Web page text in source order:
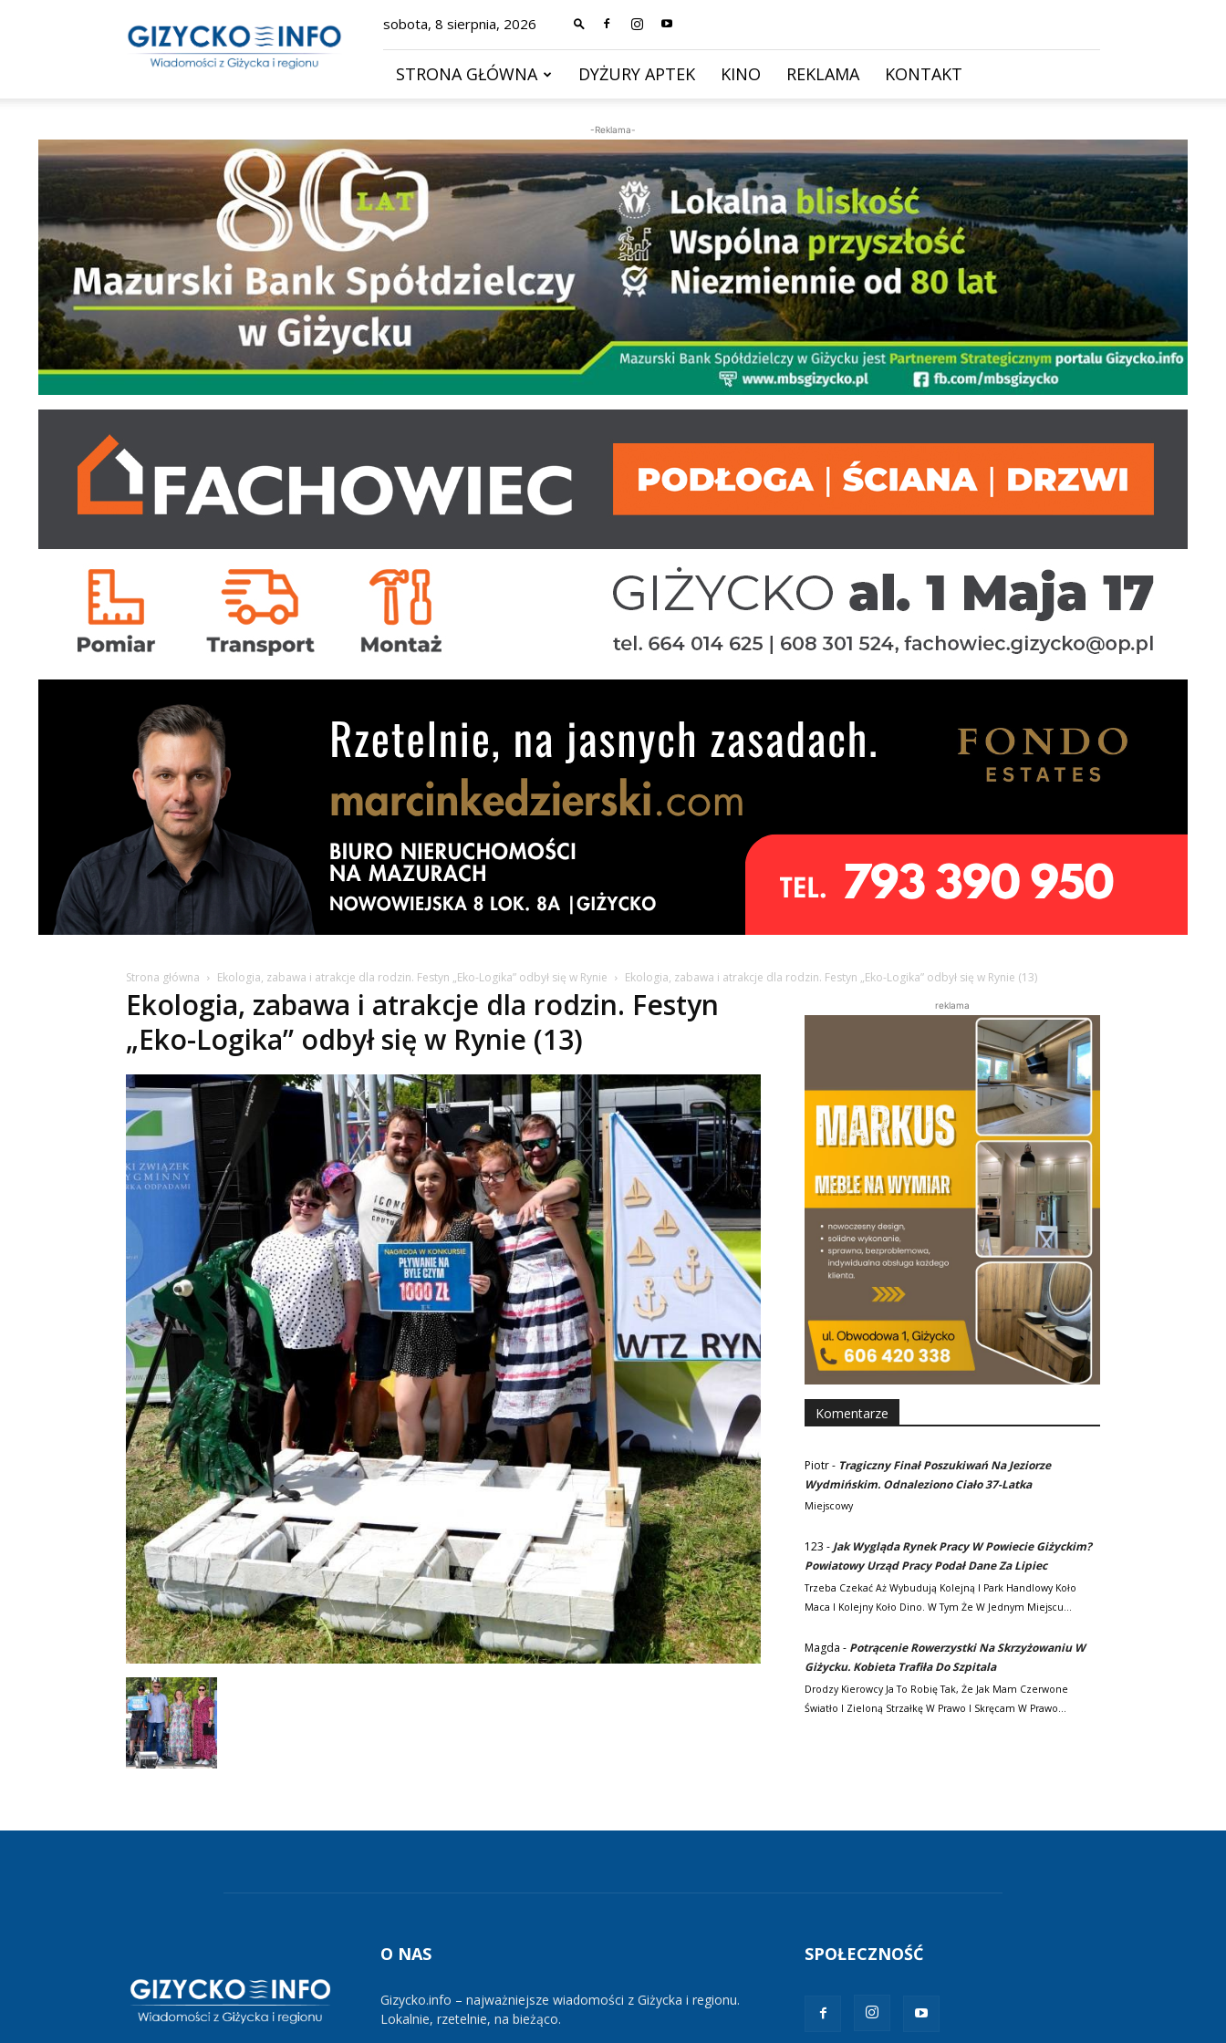
–
wiadomości
sobota, 8 sierpnia, 2026
STRONA GŁÓWNA DYŻURY APTEK KINO REKLAMA KONTAKT
-Reklama-
Strona główna Ekologia, zabawa i atrakcje dla rodzin. Festyn „Eko-Logika” odbył się w Rynie Ekologia, zabawa i atrakcje dla rodzin. Festyn „Eko-Logika” odbył się w Rynie (13)
Ekologia, zabawa i atrakcje dla rodzin. Festyn
„Eko-Logika” odbył się w Rynie (13)
reklama
Komentarze
Piotr- Tragiczny Finał Poszukiwań Na Jeziorze
Wydmińskim. Odnaleziono Ciało 37-Latka
Miejscowy
123 - Jak Wygląda Rynek Pracy W Powiecie Giżyckim?
Powiatowy Urząd Pracy Podał Dane Za Lipiec
Trzeba Czekać Aż Wybudują Kolejną I Park Handlowy Koło
Maca I Kolejny Koło Dino. W Tym Że W Jednym Miejscu…
Magda - Potrącenie Rowerzystki Na Skrzyżowaniu W
Giżycku. Kobieta Trafiła Do Szpitala
Drodzy Kierowcy Ja To Robię Tak, Że Jak Mam Czerwone
Światło I Zieloną Strzałkę W Prawo I Skręcam W Prawo…
O NAS
Gizycko.info – najważniejsze wiadomości z Giżycka i regionu.
Lokalnie, rzetelnie, na bieżąco.
SPOŁECZNOŚĆ